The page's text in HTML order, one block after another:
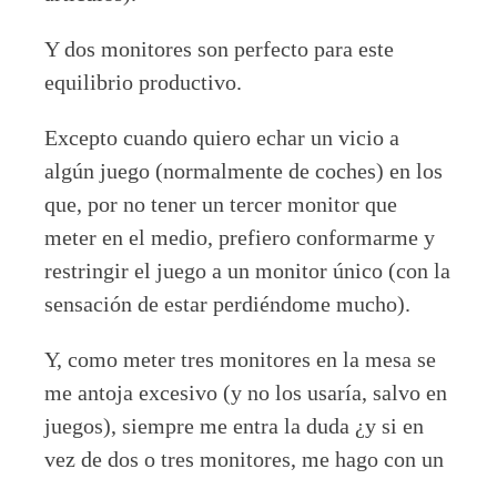
Y dos monitores son perfecto para este
equilibrio productivo.
Excepto cuando quiero echar un vicio a
algún juego (normalmente de coches) en los
que, por no tener un tercer monitor que
meter en el medio, prefiero conformarme y
restringir el juego a un monitor único (con la
sensación de estar perdiéndome mucho).
Y, como meter tres monitores en la mesa se
me antoja excesivo (y no los usaría, salvo en
juegos), siempre me entra la duda ¿y si en
vez de dos o tres monitores, me hago con un